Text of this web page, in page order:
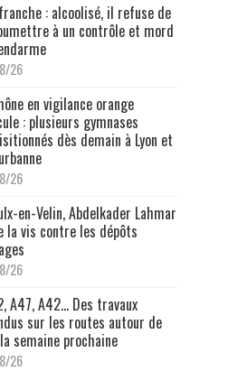
: alcoolisé, il refuse de
à un contrôle et mord
26
en vigilance orange
: plusieurs gymnases
dès demain à Lyon et
26
en-Velin, Abdelkader Lahmar
la vis contre les dépôts
26
A47, A42… Des travaux
sur les routes autour de
semaine prochaine
26